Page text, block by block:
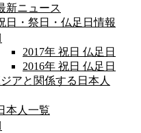
新ニュース
日・祭日・仏足日情報
2017年 祝日 仏足日
2016年 祝日 仏足日
アと関係する日本人
本人一覧